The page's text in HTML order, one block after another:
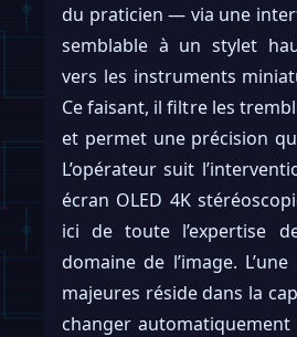
du praticien — via une
semblable à un stylet
vers les instruments
Ce faisant, il filtre les
et permet une précision
L’opérateur suit
écran OLED 4K
ici de toute l’expertise
domaine de l’image.
majeures réside dans la
changer